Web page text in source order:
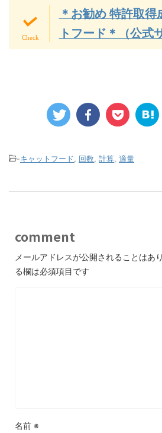
＊お勧め 特許取
トフード＊（公式
-キャットフード, 回数, 計算, 適量
comment
メールアドレスが公開されることはあ
る欄は必須項目です
名前 ※